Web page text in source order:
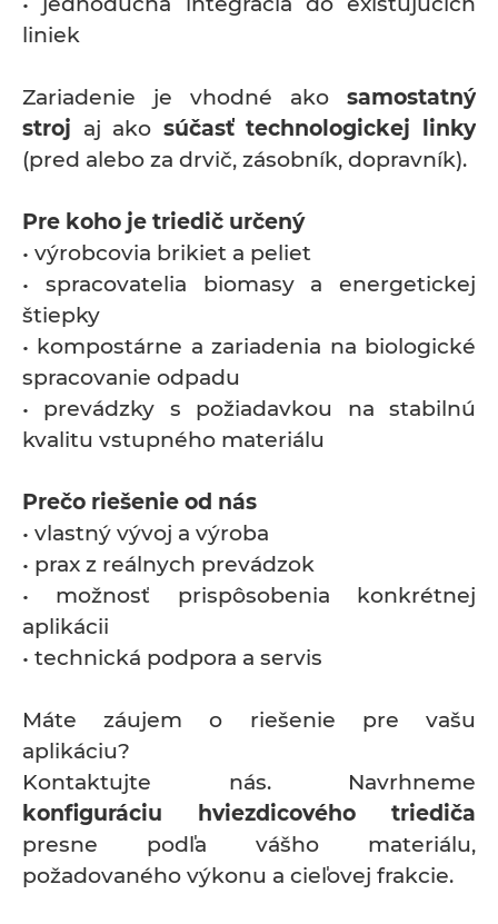
liniek
Zariadenie je vhodné ako samostatný
stroj aj ako súčasť technologickej linky
(pred alebo za drvič, zásobník, dopravník).
Pre koho je triedič určený
• výrobcovia brikiet a peliet
• spracovatelia biomasy a energetickej
štiepky
• kompostárne a zariadenia na biologické
spracovanie odpadu
• prevádzky s požiadavkou na stabilnú
kvalitu vstupného materiálu
Prečo riešenie od nás
• vlastný vývoj a výroba
• prax z reálnych prevádzok
• možnosť prispôsobenia konkrétnej
aplikácii
• technická podpora a servis
Máte záujem o riešenie pre vašu
aplikáciu?
Kontaktujte nás. Navrhneme
konfiguráciu hviezdicového triediča
presne podľa vášho materiálu,
požadovaného výkonu a cieľovej frakcie.